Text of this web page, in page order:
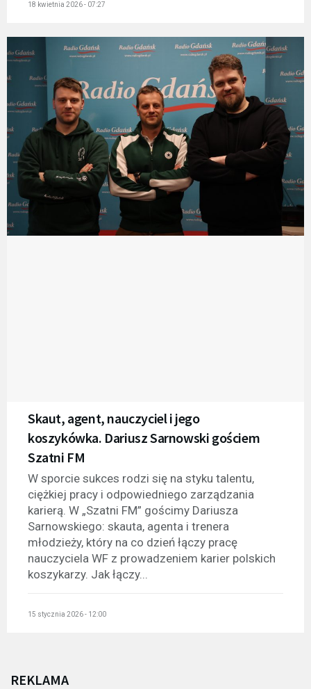
18 kwietnia 2026 - 07:27
Skaut, agent, nauczyciel i jego
koszykówka. Dariusz Sarnowski gościem
Szatni FM
W sporcie sukces rodzi się na styku talentu,
ciężkiej pracy i odpowiedniego zarządzania
karierą. W „Szatni FM” gościmy Dariusza
Sarnowskiego: skauta, agenta i trenera
młodzieży, który na co dzień łączy pracę
nauczyciela WF z prowadzeniem karier polskich
koszykarzy. Jak łączy...
15 stycznia 2026 - 12:00
REKLAMA